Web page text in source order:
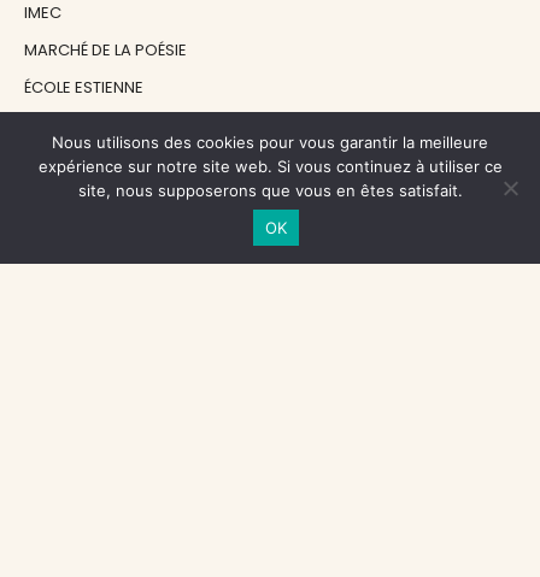
IMEC
MARCHÉ DE LA POÉSIE
ÉCOLE ESTIENNE
DIACRITIK
EN ATTENDANT NADEAU
NOS SOUTIENS
Nous utilisons des cookies pour vous garantir la meilleure
expérience sur notre site web. Si vous continuez à utiliser ce
site, nous supposerons que vous en êtes satisfait.
OK